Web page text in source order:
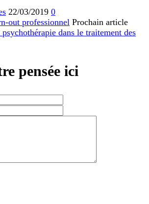
22/03/2019 0
out professionnel Prochain article
dans le traitement des
pensée ici